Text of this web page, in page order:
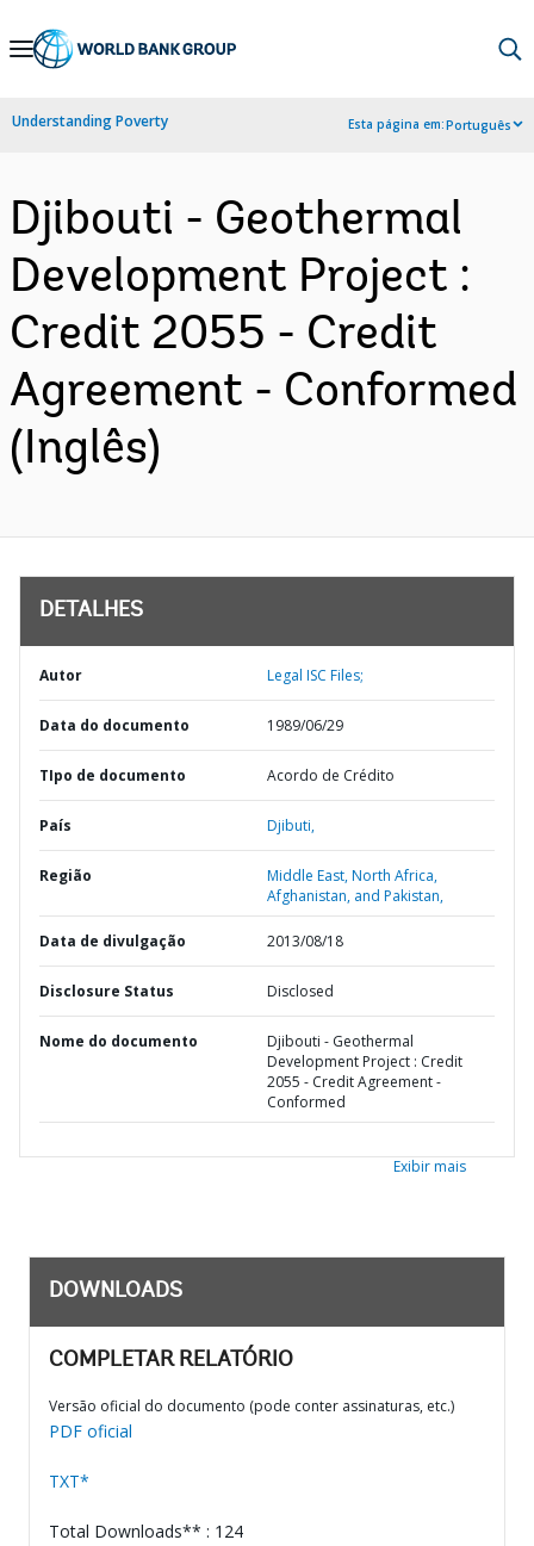
Skip
Navigation
Understanding Poverty Esta página em:Português
Djibouti - Geothermal
Development Project :
Credit 2055 - Credit
Agreement - Conformed
(Inglês)
DETALHES
Autor Legal ISC Files;
Data do documento 1989/06/29
TIpo de documento Acordo de Crédito
País Djibuti,
Região
Middle East, North Africa,
Afghanistan, and Pakistan,
Data de divulgação 2013/08/18
Disclosure Status Disclosed
Nome do documento
Djibouti - Geothermal
Development Project : Credit
2055 - Credit Agreement -
Conformed
Exibir mais
DOWNLOADS
COMPLETAR RELATÓRIO
Versão oficial do documento (pode conter assinaturas, etc.)
PDF oficial
TXT*
Total Downloads** : 124